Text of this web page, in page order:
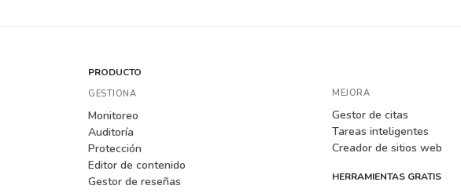
PRODUCTO
GESTIONA
Monitoreo
Auditoría
Protección
Editor de contenido
Gestor de reseñas
MEJORA
Gestor de citas
Tareas inteligentes
Creador de sitios web
HERRAMIENTAS GRATIS